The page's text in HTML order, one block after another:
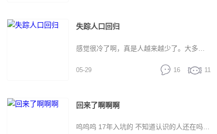
失踪人口回归
感觉很冷了啊，真是人越来越少了。大多数
人只是离去不在铭记，去而复返的人又有几
何呢？
05-29 11
16
回来了啊啊啊
呜呜呜 17年入坑的 不知道认识的人还在吗？